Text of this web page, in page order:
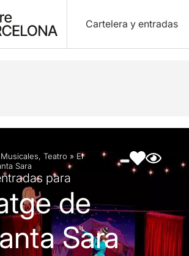
Cartelera y entradas
Ficha artística Fotos y vídeos
Musicales, Teatro »El
Sara
para
de
Sara